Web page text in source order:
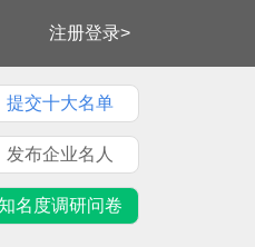
注册登录>
提交十大名单
发布企业名人
名度调研问卷